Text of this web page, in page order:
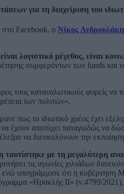
για τη διαχείριση του
Facebook, ο Νίκος
λογιστικό μέγεθος, είναι
συμφερόντων των funds
τους καταναλωτικούς φορείς να
των πολιτών».
πως το ιδιωτικό χρέος έχει
να έχουν αποτύχει παταγωδώς να
να διευκολύνουν την
με τη μεγαλύτερη
τις αγωνίες χιλιάδων
ενώ υπογράμμισε ότι η κυβέρνηση
«Ηρακλής ΙΙ» (ν.4799/